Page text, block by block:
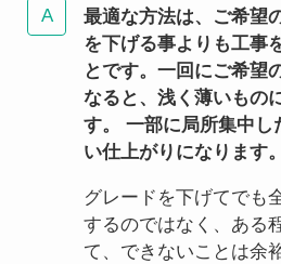
最適な方法は、ご希望
を下げる事よりも工事
とです。一回にご希望
なると、浅く薄いもの
す。 一部に局所集中し
い仕上がりになります。
グレードを下げてでも
するのではなく、ある
て、できないことは余